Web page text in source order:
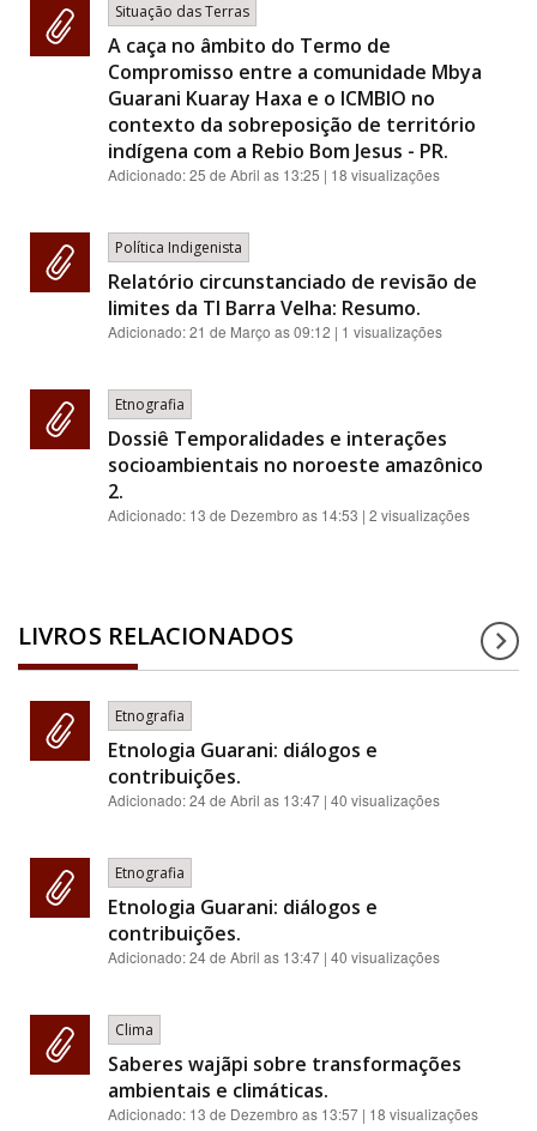
Situação das Terras
A caça no âmbito do Termo de
Compromisso entre a comunidade Mbya
Guarani Kuaray Haxa e o ICMBIO no
contexto da sobreposição de território
indígena com a Rebio Bom Jesus - PR.
Adicionado:25 de Abril as 13:25 | 18 visualizações
Política Indigenista
Relatório circunstanciado de revisão de
limites da TI Barra Velha: Resumo.
Adicionado:21 de Março as 09:12 | 1 visualizações
Etnografia
Dossiê Temporalidades e interações
socioambientais no noroeste amazônico
2.
Adicionado: 13 de Dezembro as 14:53 | 2 visualizações
LIVROS RELACIONADOS
Etnografia
Etnologia Guarani: diálogos e
contribuições.
Adicionado:24 de Abril as 13:47 | 40 visualizações
Etnografia
Etnologia Guarani: diálogos e
contribuições.
Adicionado:24 de Abril as 13:47 | 40 visualizações
Clima
Saberes wajãpi sobre transformações
ambientais e climáticas.
Adicionado: 13 de Dezembro as 13:57 | 18 visualizações